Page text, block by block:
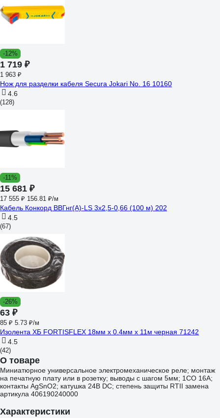
-12%
1 719 ₽
1 963 ₽
Нож для разделки кабеля Secura Jokari No. 16 10160
4.6
(128)
-11%
15 681 ₽
17 555 ₽ 156.81 ₽/м
Кабель Конкорд ВВГнг(А)-LS 3х2,5-0,66 (100 м) 202
4.5
(67)
-26%
63 ₽
85 ₽ 5.73 ₽/м
Изолента ХБ FORTISFLEX 18мм х 0.4мм х 11м черная 71242
4.5
(42)
О товаре
Миниатюрное универсальное электромеханическое реле; монтаж
на печатную плату или в розетку; выводы с шагом 5мм; 1CO 16A;
контакты AgSnO2; катушка 24B DC; степень защиты RTII замена
артикула 406190240000
Характеристики